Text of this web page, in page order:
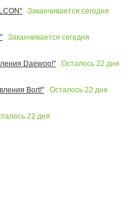
Заканчивается сегодня
Заканчивается сегодня
Daewoo!"
Осталось 22 дня
Bort!"
Осталось 22 дня
22 дня